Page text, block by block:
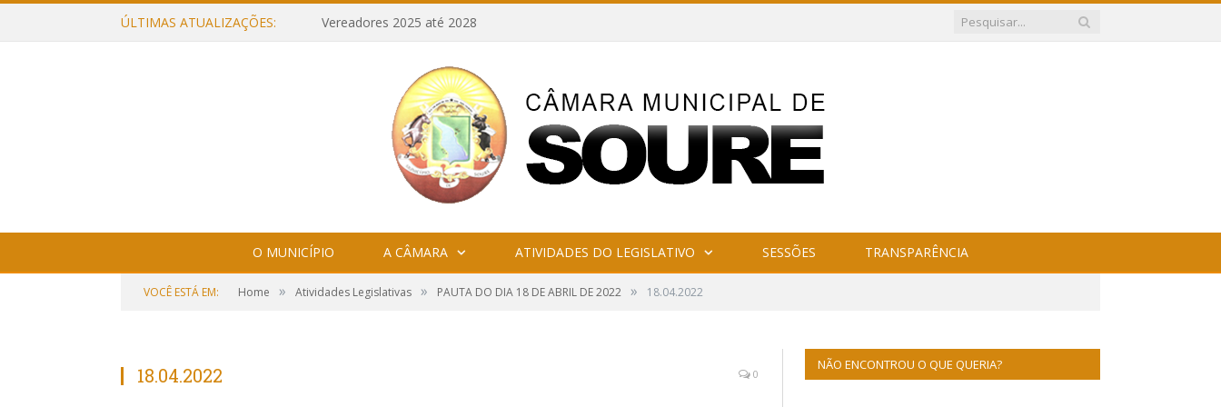
ÚLTIMAS ATUALIZAÇÕES: Vereadores 2025 até 2028
O MUNICÍPIO A CÂMARA ATIVIDADES DO LEGISLATIVO SESSÕES TRANSPARÊNCIA
VOCÊ ESTÁ EM: Home » Atividades Legislativas » PAUTA DO DIA 18 DE ABRIL DE 2022 » 18.04.2022
18.04.2022 0
NÃO ENCONTROU O QUE QUERIA?